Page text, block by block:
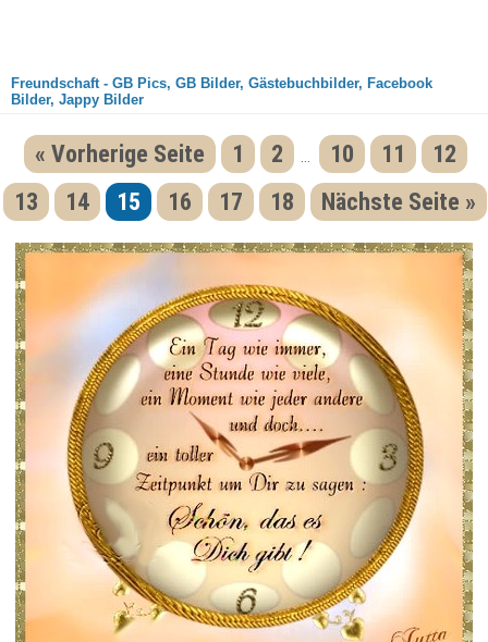
Freundschaft - GB Pics, GB Bilder, Gästebuchbilder, Facebook
Bilder, Jappy Bilder
« Vorherige Seite 1 2 10 11
12
13
14 15 16 17 18 Nächste Seite »